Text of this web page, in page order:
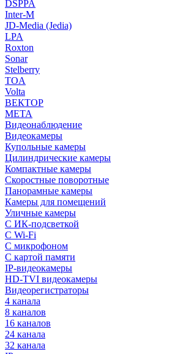
DSPPA
Inter-M
JD-Media (Jedia)
LPA
Roxton
Sonar
Stelberry
TOA
Volta
ВЕКТОР
МЕТА
Видеонаблюдение
Видеокамеры
Купольные камеры
Цилиндрические камеры
Компактные камеры
Скоростные поворотные
Панорамные камеры
Камеры для помещений
Уличные камеры
С ИК-подсветкой
С Wi-Fi
С микрофоном
С картой памяти
IP-видеокамеры
HD-TVI видеокамеры
Видеорегистраторы
4 канала
8 каналов
16 каналов
24 канала
32 канала